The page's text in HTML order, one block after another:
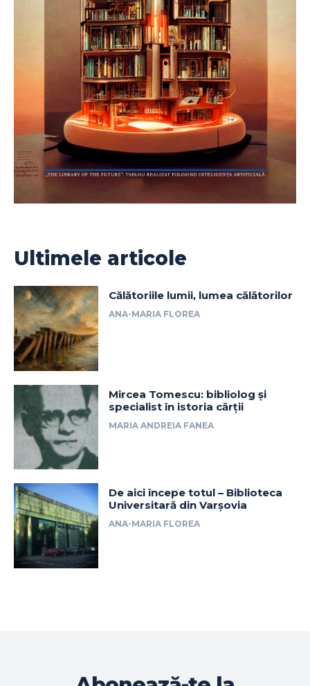
Ultimele articole
Călătoriile lumii, lumea călătorilor
ANA-MARIA FLOREA
Mircea Tomescu: bibliolog și
specialist în istoria cărții
MARIA ANDREIA FANEA
De aici începe totul – Biblioteca
Universitară din Varșovia
ANA-MARIA FLOREA